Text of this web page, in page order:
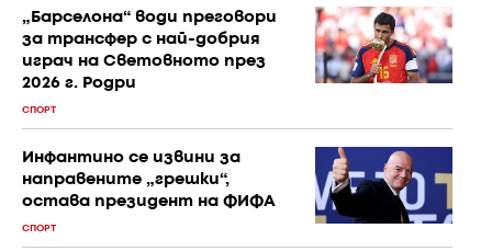
„Барселона“ води преговори
за трансфер с най-добрия
играч на Световното през
2026 г. Родри
СПОРТ
Инфантино се извини за
направените „грешки“,
остава президент на ФИФА
СПОРТ